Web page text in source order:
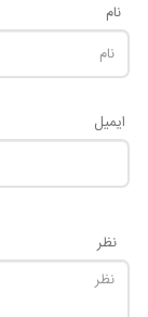
نام
ایمیل
نظر